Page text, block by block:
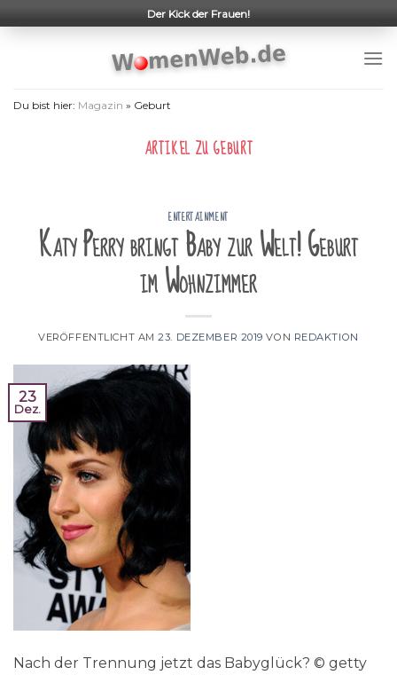
to
Der Kick der Frauen!
Du bist hier: Magazin » Geburt
ARTIKEL ZUGEBURT
ENTERTAINMENT
Katy Perry bringt Baby zur Welt! Geburt
im Wohnzimmer
VERÖFFENTLICHT AM23. DEZEMBER 2019 VON REDAKTION
23
Dez.
Nach der Trennung jetzt das Babyglück? © getty